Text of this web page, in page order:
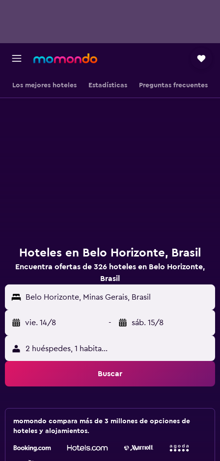
Los mejores hoteles Estadísticas Preguntas frecuentes
Hoteles en Belo Horizonte, Brasil
Encuentra ofertas de 326 hoteles en Belo Horizonte,
Brasil
Belo Horizonte, Minas Gerais, Brasil
vie. 14/8 - sáb. 15/8
2 huéspedes, 1 habitación
Buscar
momondo compara más de 3 millones de opciones de
hoteles y alojamientos.